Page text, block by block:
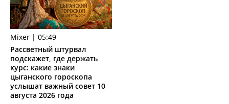
Mixer | 05:49
Рассветный штурвал
подскажет, где держать
курс: какие знаки
цыганского гороскопа
услышат важный совет 10
августа 2026 года